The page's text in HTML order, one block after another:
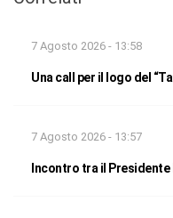
7 Agosto 2026 - 13:58
Una call per il logo del
7 Agosto 2026 - 13:57
Incontro tra il Presidente